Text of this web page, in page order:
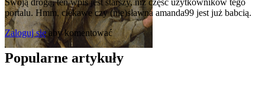
Swoją drogą, ten wpis jest starszy, niż część użytkowników tego
portalu. Hmm, ciekawe czy (nie)sławna amanda99 jest już babcią.
Zaloguj sięaby komentować
Popularne artykuły